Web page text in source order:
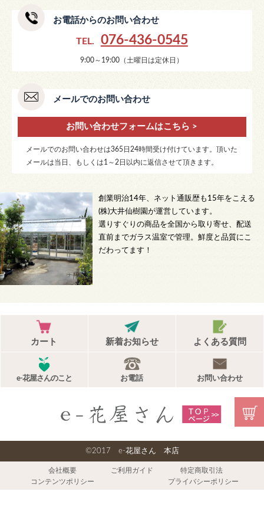
お電話からのお問い合わせ
TEL. 076-436-0545
9:00～19:00（土曜日は定休日）
メールでのお問い合わせ
お問い合わせフォームはこちら >
メールでのお問い合わせは365日24時間受け付けています。頂いた
メールは当日、もしくは1～2日以内に返信させて頂きます。
創業明治14年、ネット通販歴も15年をこえる
(株)大井仙樹園が運営しています。
選りすぐりの商品を全国から取り寄せ、配送
直前までガラス温室で管理。鮮度と品質にこ
だわってます！
カート 新着お知らせ よくある質問
e-花屋さんのこと お電話 お問い合わせ
©2017 e-花屋さん 本店
会社概要 ご利用ガイド
特定商取引法
コンテンツポリシー
プライバシーポリシー